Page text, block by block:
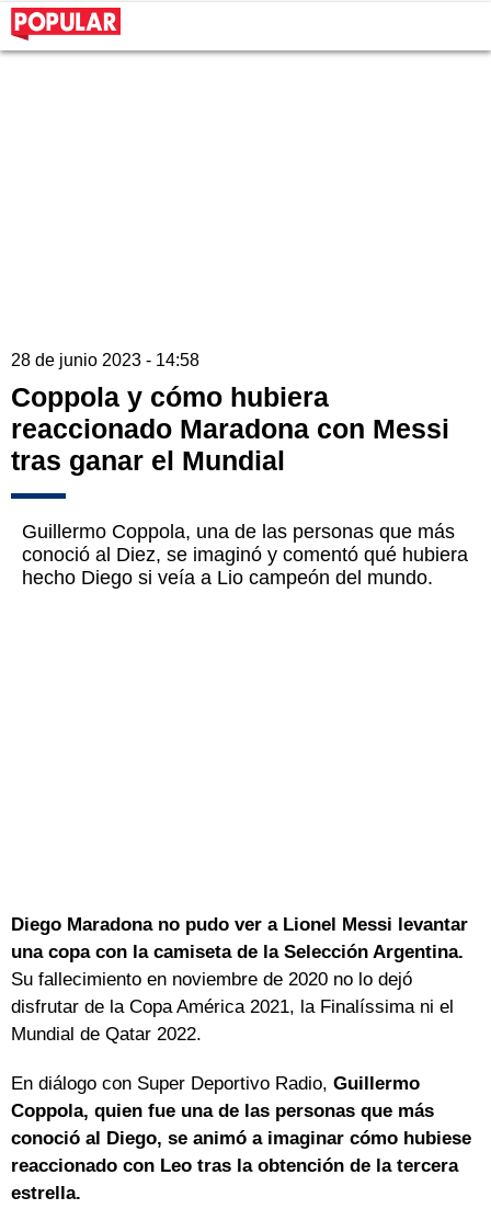
28 de junio 2023 - 14:58
Coppola y cómo hubiera
reaccionado Maradona con Messi
tras ganar el Mundial
Guillermo Coppola, una de las personas que más
conoció al Diez, se imaginó y comentó qué hubiera
hecho Diego si veía a Lio campeón del mundo.
Diego Maradona no pudo ver a Lionel Messi levantar
una copa con la camiseta de la Selección Argentina.
Su fallecimiento en noviembre de 2020 no lo dejó
disfrutar de la Copa América 2021, la Finalíssima ni el
Mundial de Qatar 2022.
En diálogo con Super Deportivo Radio, Guillermo
Coppola, quien fue una de las personas que más
conoció al Diego, se animó a imaginar cómo hubiese
reaccionado con Leo tras la obtención de la tercera
estrella.